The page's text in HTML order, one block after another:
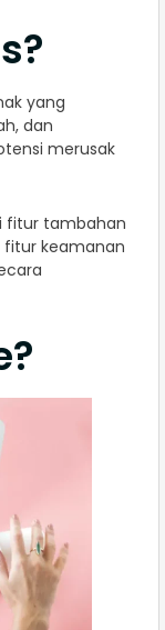
yang
dan
merusak
fitur tambahan
fitur keamanan